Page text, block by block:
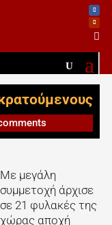

Με μεγάλη
συμμετοχή άρχισε
σε 21 φυλακές της
χώρας αποχή